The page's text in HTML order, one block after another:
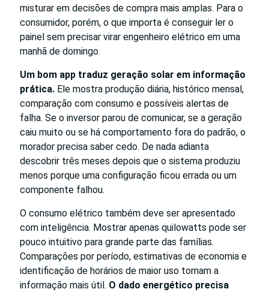
misturar em decisões de compra mais amplas. Para o
consumidor, porém, o que importa é conseguir ler o
painel sem precisar virar engenheiro elétrico em uma
manhã de domingo.
Um bom app traduz geração solar em informação
prática. Ele mostra produção diária, histórico mensal,
comparação com consumo e possíveis alertas de
falha. Se o inversor parou de comunicar, se a geração
caiu muito ou se há comportamento fora do padrão, o
morador precisa saber cedo. De nada adianta
descobrir três meses depois que o sistema produziu
menos porque uma configuração ficou errada ou um
componente falhou.
O consumo elétrico também deve ser apresentado
com inteligência. Mostrar apenas quilowatts pode ser
pouco intuitivo para grande parte das famílias.
Comparações por período, estimativas de economia e
identificação de horários de maior uso tornam a
informação mais útil. O dado energético precisa